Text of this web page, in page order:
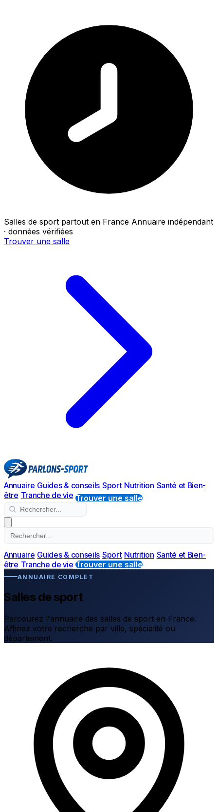
Salles de sport partout en France Annuaire indépendant
· données vérifiées
Trouver une salle
Annuaire Guides & conseils Sport Nutrition Santé et Bien-
être Tranche de vie Trouver une salle
Annuaire Guides & conseils Sport Nutrition Santé et Bien-
être Tranche de vie Trouver une salle
ANNUAIRE COMPLET
Salles de sport
Parcourez l'annuaire des salles de sport en France.
Affinez votre recherche par ville, spécialité ou
département.